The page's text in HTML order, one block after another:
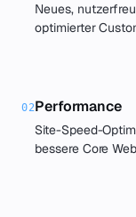
Neues,
optimierter
02Performance
Site-Speed-
bessere Core